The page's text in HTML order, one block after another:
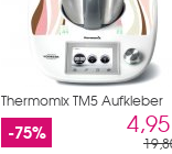
Thermomix TM5 Aufkleber
Design
-75%